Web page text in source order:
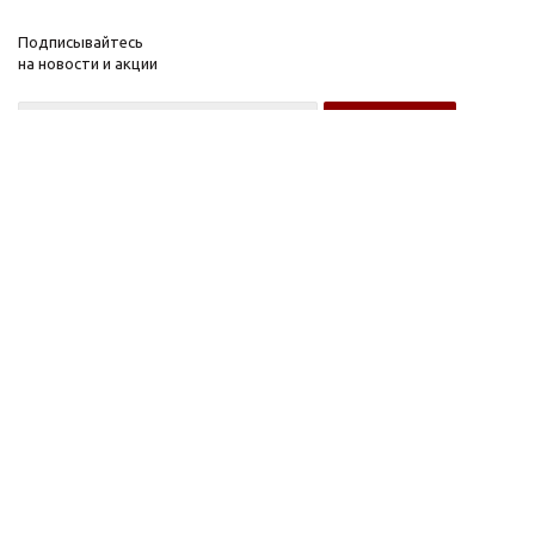
Подписывайтесь
на новости и акции